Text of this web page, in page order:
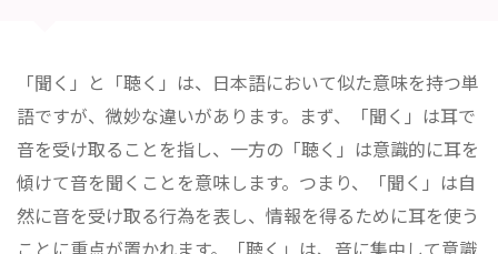
「聞く」と「聴く」は、日本語において似た意味を持つ単
語ですが、微妙な違いがあります。まず、「聞く」は耳で
音を受け取ることを指し、一方の「聴く」は意識的に耳を
傾けて音を聞くことを意味します。つまり、「聞く」は自
然に音を受け取る行為を表し、情報を得るために耳を使う
ことに重点が置かれます。「聴く」は、音に集中して意識